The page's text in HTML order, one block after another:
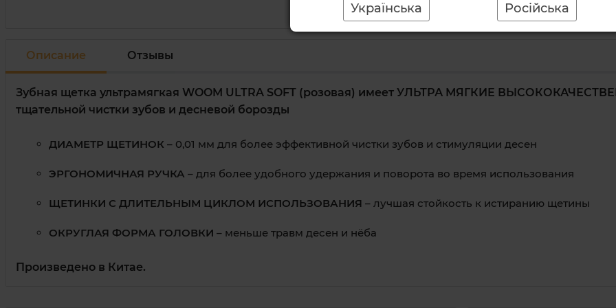
Описание Отзывы
Зубная щетка ультрамягкая WOOM ULTRA SOFT (розовая) имеет УЛЬТРА МЯГКИЕ
тщательной чистки зубов и десневой борозды
ДИАМЕТР ЩЕТИНОК – 0,01 мм для более эффективной чистки зубов и стимуляции десен
ЭРГОНОМИЧНАЯ РУЧКА – для более удобного удержания и поворота во время использования
ЩЕТИНКИ С ДЛИТЕЛЬНЫМ ЦИКЛОМ ИСПОЛЬЗОВАНИЯ – лучшая стойкость к истиранию щетины
ОКРУГЛАЯ ФОРМА ГОЛОВКИ – меньше травм десен и нёба
Произведено в Китае.
Українська Російська